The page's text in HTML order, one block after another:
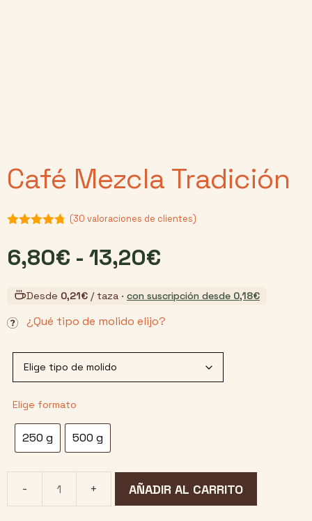
Café Mezcla Tradición
(30 valoraciones de clientes)
6,80€ - 13,20€
de
precios:
desde
6,80€
Desde 0,21€ / taza · con suscripción desde 0,18€
¿Qué tipo de molido elijo?
250 g 500 g
CaféAÑADIR AL CARRITO